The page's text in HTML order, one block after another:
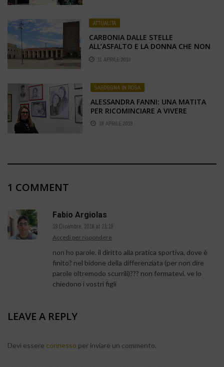
ATTUALITÀ
CARBONIA DALLE STELLE
ALL’ASFALTO E LA DONNA CHE NON
PERDONA!
11 APRILE 2019
SARDEGNA IN ROSA
ALESSANDRA FANNI: UNA MATITA
PER RICOMINCIARE A VIVERE
18 APRILE 2018
1 COMMENT
Fabio Argiolas
19 Dicembre, 2018 at 21:19
Accedi per rispondere
non ho parole. il diritto alla pratica sportiva, dove è
finito? nel bidone della differenziata (per non dire
parole oltremodo scurrili)??? non fermatevi. ve lo
chiedono i vostri figli
LEAVE A REPLY
Devi essere connesso per inviare un commento.